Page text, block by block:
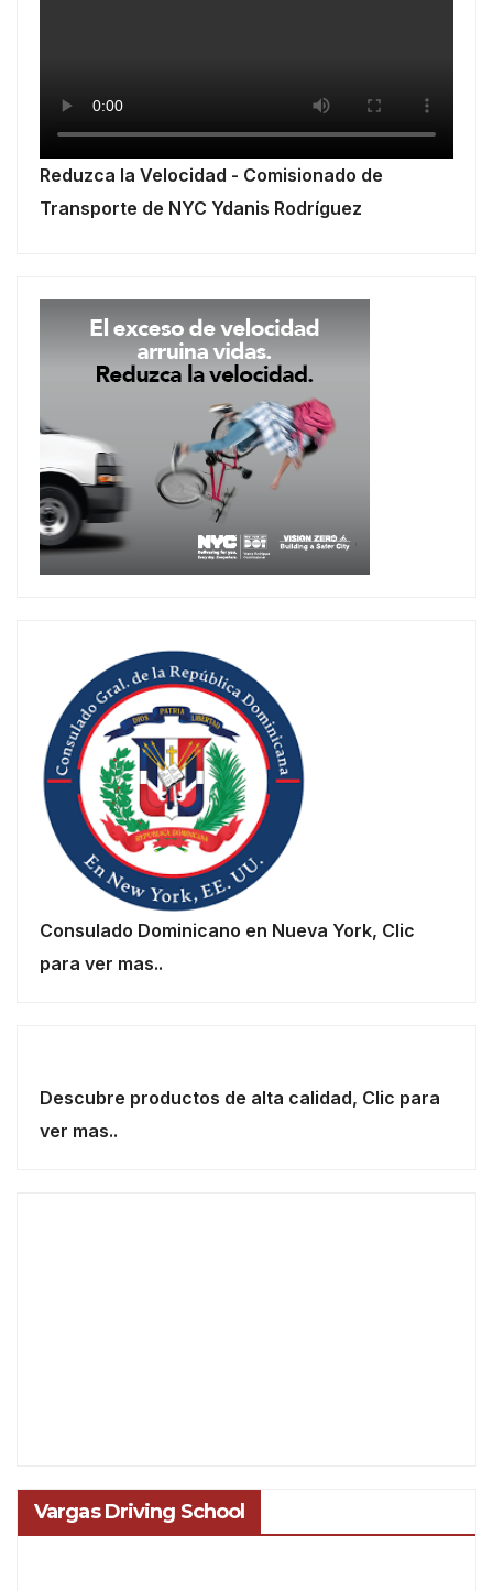
Reduzca la Velocidad - Comisionado de
Transporte de NYC Ydanis Rodríguez
Consulado Dominicano en Nueva York, Clic
para ver mas..
Descubre productos de alta calidad, Clic para
ver mas..
Vargas Driving School